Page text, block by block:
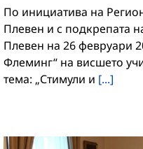
По инициатива на
Плевен и с подкрепата
Плевен на 26 февруари
Флеминг“ на висшето
тема: „Стимули и [...]